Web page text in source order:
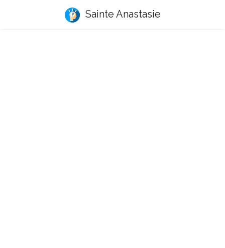
Sainte Anastasie